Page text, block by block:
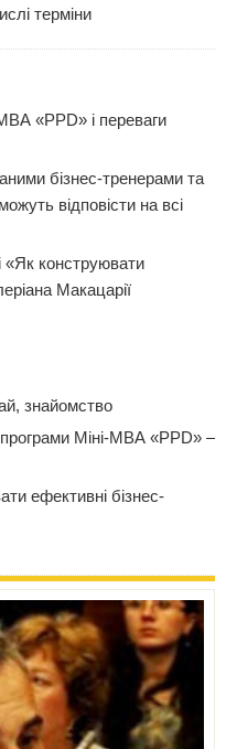
терміни
«PPD» і переваги
бізнес-тренерами та
відповісти на всі
«Як конструювати
Макацарії
знайомство
Міні-МВА «PPD» –
ефективні бізнес-